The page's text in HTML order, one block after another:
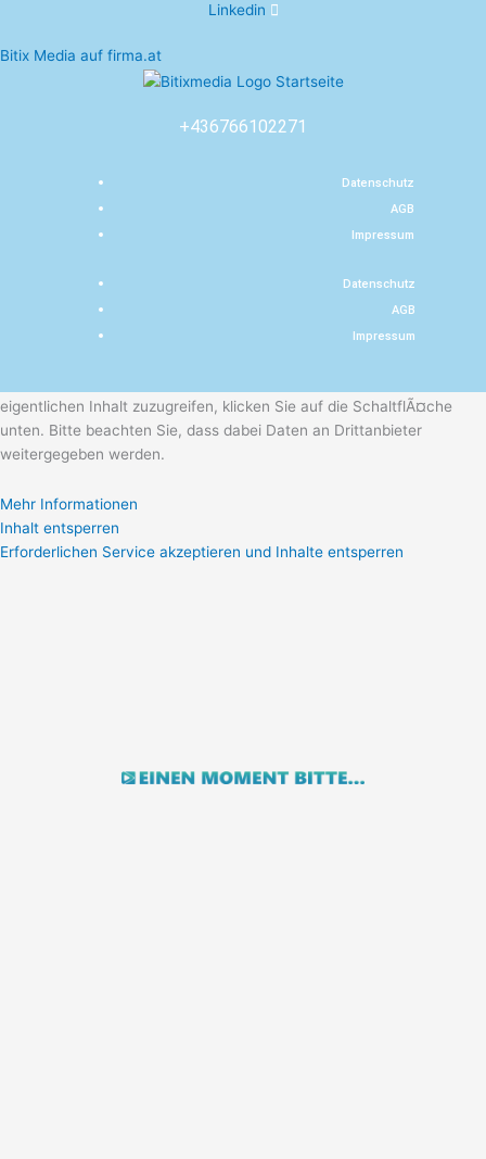
Linkedin
Bitix Media auf firma.at
+436766102271
Datenschutz
AGB
Impressum
Datenschutz
AGB
Impressum
eigentlichen Inhalt zuzugreifen, klicken Sie auf die SchaltflÃ¤che
unten. Bitte beachten Sie, dass dabei Daten an Drittanbieter
weitergegeben werden.
Mehr Informationen
Inhalt entsperren
Erforderlichen Service akzeptieren und Inhalte entsperren